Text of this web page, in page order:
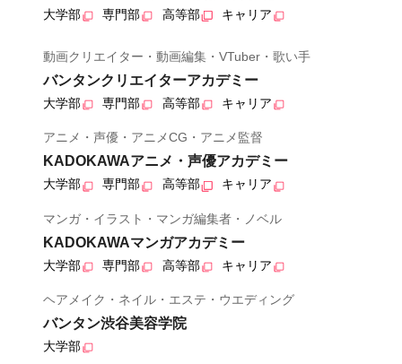
大学部 専門部 高等部 キャリア
動画クリエイター・動画編集・VTuber・歌い手
バンタンクリエイターアカデミー
大学部 専門部 高等部 キャリア
アニメ・声優・アニメCG・アニメ監督
KADOKAWAアニメ・声優アカデミー
大学部 専門部 高等部 キャリア
マンガ・イラスト・マンガ編集者・ノベル
KADOKAWAマンガアカデミー
大学部 専門部 高等部 キャリア
ヘアメイク・ネイル・エステ・ウエディング
バンタン渋谷美容学院
大学部